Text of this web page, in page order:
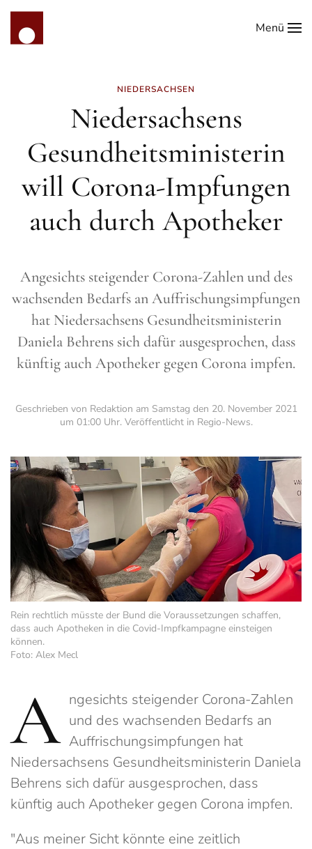
Zum Hauptinhalt springen
Menü
NIEDERSACHSEN
Niedersachsens
Gesundheitsministerin
will Corona-Impfungen
auch durch Apotheker
Angesichts steigender Corona-Zahlen und des
wachsenden Bedarfs an Auffrischungsimpfungen
hat Niedersachsens Gesundheitsministerin
Daniela Behrens sich dafür ausgesprochen, dass
künftig auch Apotheker gegen Corona impfen.
Geschrieben von Redaktion am Samstag den 20. November 2021
um 01:00 Uhr. Veröffentlicht in Regio-News.
Rein rechtlich müsste der Bund die Voraussetzungen schaffen,
dass auch Apotheken in die Covid-Impfkampagne einsteigen
können.
Foto: Alex Mecl
A ngesichts steigender Corona-Zahlen
und des wachsenden Bedarfs an
Auffrischungsimpfungen hat
Niedersachsens Gesundheitsministerin Daniela
Behrens sich dafür ausgesprochen, dass
künftig auch Apotheker gegen Corona impfen.
"Aus meiner Sicht könnte eine zeitlich